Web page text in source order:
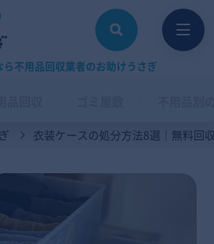
不用品回収業者のお助けうさぎ
衣装ケースの処分方法8選｜無料回